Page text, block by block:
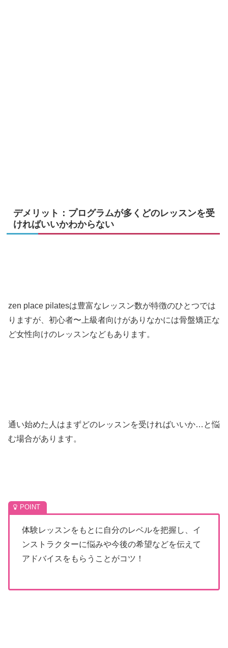
デメリット：プログラムが多くどのレッスンを受
ければいいかわからない
zen place pilatesは豊富なレッスン数が特徴のひとつでは
りますが、初心者〜上級者向けがありなかには骨盤矯正な
ど女性向けのレッスンなどもあります。
通い始めた人はまずどのレッスンを受ければいいか…と悩
む場合があります。
体験レッスンをもとに自分のレベルを把握し、イ
ンストラクターに悩みや今後の希望などを伝えて
アドバイスをもらうことがコツ！